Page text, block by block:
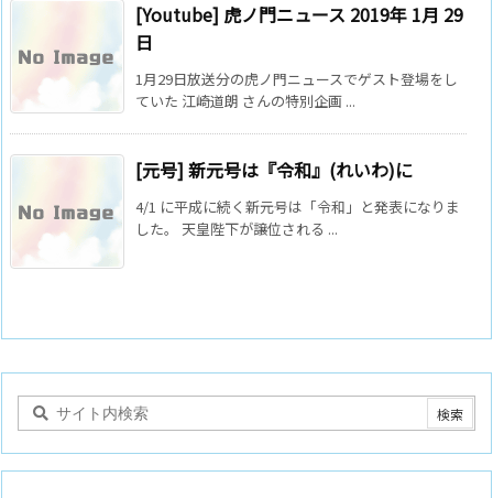
[Youtube] 虎ノ門ニュース 2019年 1月 29
日
1月29日放送分の虎ノ門ニュースでゲスト登場をし
ていた 江崎道朗 さんの特別企画 ...
[元号] 新元号は『令和』(れいわ)に
4/1 に平成に続く新元号は「令和」と発表になりま
した。 天皇陛下が譲位される ...